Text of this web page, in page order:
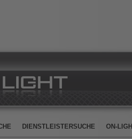
DIENSTLEISTERSUCHE ON-